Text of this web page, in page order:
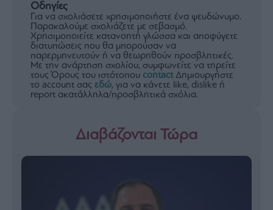
Οδηγίες
Για να σχολιάσετε χρησιμοποιήστε ένα ψευδώνυμο.
Παρακαλούμε σχολιάζετε με σεβασμό.
Χρησιμοποιείτε κατανοητή γλώσσα και αποφύγετε
διατυπώσεις που θα μπορούσαν να
παρερμηνευτούν ή να θεωρηθούν προσβλητικές.
Με την ανάρτηση σχολίου, συμφωνείτε να τηρείτε
τους Όρους του ιστότοπου contactΔημιουργήστε
το account σας εδώ, για να κάνετε like, dislike ή
report ακατάλληλα/προσβλητικά σχόλια.
Διαβάζονται Τώρα